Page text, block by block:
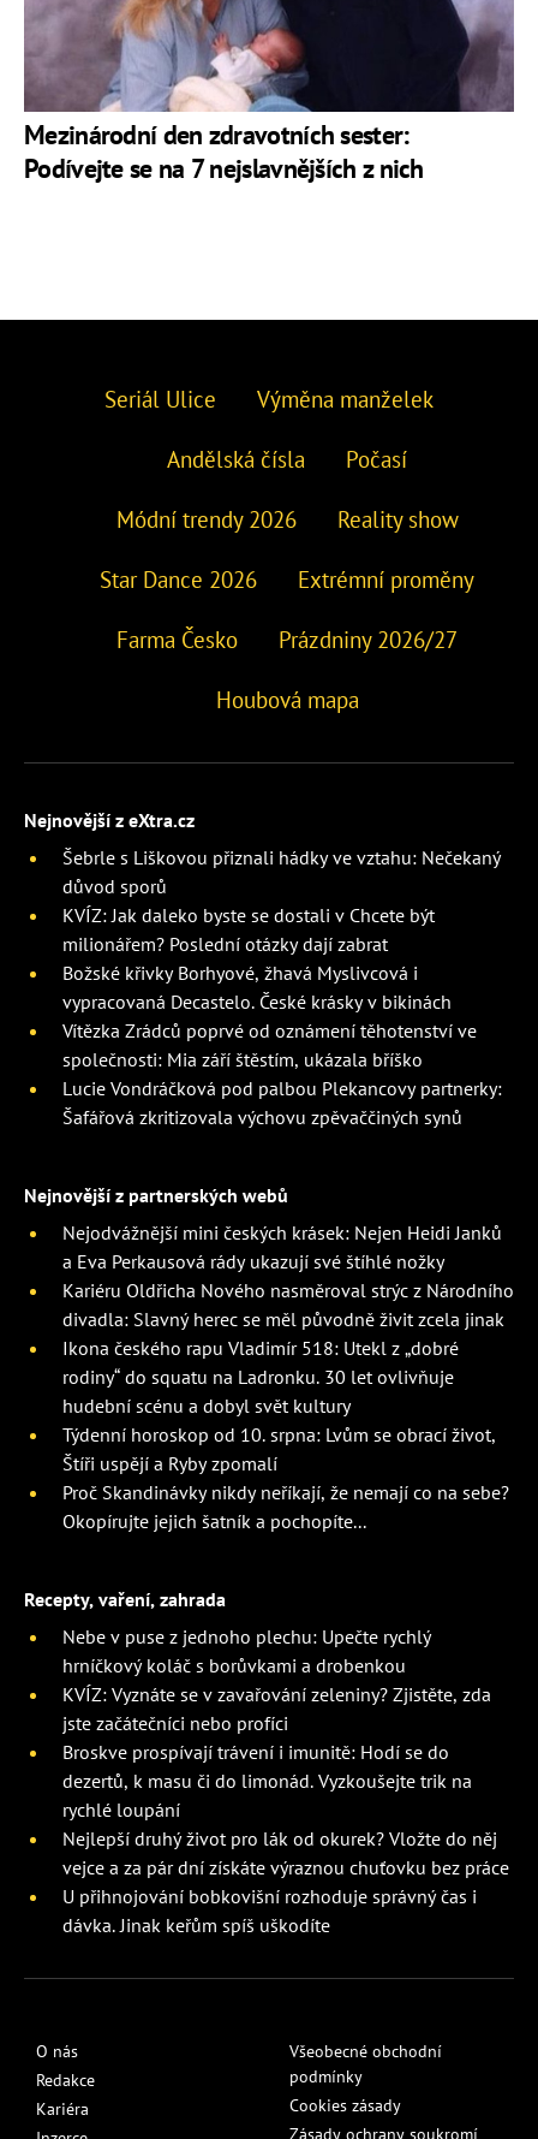
Mezinárodní den zdravotních sester:
Podívejte se na 7 nejslavnějších z nich
Seriál Ulice Výměna manželek
Andělská čísla Počasí
Módní trendy 2026 Reality show
Star Dance 2026 Extrémní proměny
Farma Česko Prázdniny 2026/27
Houbová mapa
Nejnovější z eXtra.cz
Šebrle s Liškovou přiznali hádky ve vztahu: Nečekaný
důvod sporů
KVÍZ: Jak daleko byste se dostali v Chcete být
milionářem? Poslední otázky dají zabrat
Božské křivky Borhyové, žhavá Myslivcová i
vypracovaná Decastelo. České krásky v bikinách
Vítězka Zrádců poprvé od oznámení těhotenství ve
společnosti: Mia září štěstím, ukázala bříško
Lucie Vondráčková pod palbou Plekancovy partnerky:
Šafářová zkritizovala výchovu zpěvaččiných synů
Nejnovější z partnerských webů
Nejodvážnější mini českých krásek: Nejen Heidi Janků
a Eva Perkausová rády ukazují své štíhlé nožky
Kariéru Oldřicha Nového nasměroval strýc z Národního
divadla: Slavný herec se měl původně živit zcela jinak
Ikona českého rapu Vladimír 518: Utekl z „dobré
rodiny“ do squatu na Ladronku. 30 let ovlivňuje
hudební scénu a dobyl svět kultury
Týdenní horoskop od 10. srpna: Lvům se obrací život,
Štíři uspějí a Ryby zpomalí
Proč Skandinávky nikdy neříkají, že nemají co na sebe?
Okopírujte jejich šatník a pochopíte...
Recepty, vaření, zahrada
Nebe v puse z jednoho plechu: Upečte rychlý
hrníčkový koláč s borůvkami a drobenkou
KVÍZ: Vyznáte se v zavařování zeleniny? Zjistěte, zda
jste začátečníci nebo profíci
Broskve prospívají trávení i imunitě: Hodí se do
dezertů, k masu či do limonád. Vyzkoušejte trik na
rychlé loupání
Nejlepší druhý život pro lák od okurek? Vložte do něj
vejce a za pár dní získáte výraznou chuťovku bez práce
U přihnojování bobkovišní rozhoduje správný čas i
dávka. Jinak keřům spíš uškodíte
O nás
Redakce
Kariéra
Všeobecné obchodní
podmínky
Cookies zásady
Zásady ochrany soukromí